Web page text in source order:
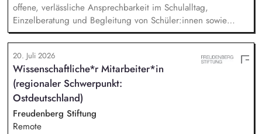
offene, verlässliche Ansprechbarkeit im Schulalltag,
Einzelberatung und Begleitung von Schüler:innen sowie
Familien, Elternarbeit: Beratung, Begleitung und
Informationsangebote, sozialpädagogische Gruppenangebote
(z. B. soziales Lernen, Prävention, Selbstkompetenz),
Konfliktbegleitung und Stärkung der Beziehungskultur im
Schulalltag, Zusammenarbeit im multiprofessionellen
Schulteam
20. Juli 2026
Wissenschaftliche*r Mitarbeiter*in
(regionaler Schwerpunkt:
Ostdeutschland)
Freudenberg Stiftung
Remote